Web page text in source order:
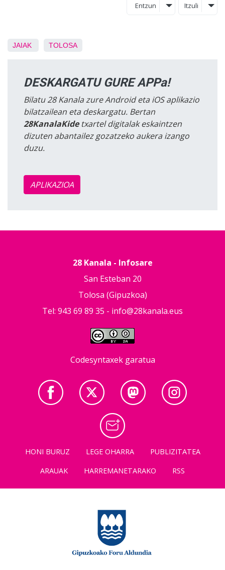
Entzun Itzuli
JAIAK TOLOSA
DESKARGATU GURE APPa!
Bilatu 28 Kanala zure Android eta iOS aplikazio
bilatzailean eta deskargatu. Bertan
28KanalaKidetxartel digitalak eskaintzen
dizuten abantailez gozatzeko aukera izango
duzu.
APLIKAZIOA
28 Kanala - Infosare
San Esteban 20
Tolosa (Gipuzkoa)
Tel: 943 69 89 35 - info@28kanala.eus
Codesyntaxek garatua
HONI BURUZ LEGE OHARRA
PUBLIZITATEA
ARAUAK
HARREMANETARAKO RSS